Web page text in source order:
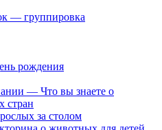
— группировка
рождения
— Что вы знаете о
стран
за столом